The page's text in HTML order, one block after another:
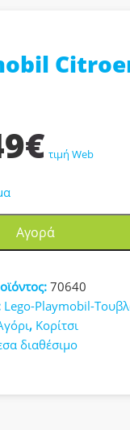
€ τιμή Web
Αγορά
70640
Lego-Playmobil-
, Κορίτσι
διαθέσιμο